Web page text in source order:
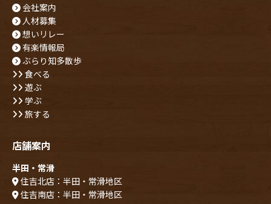
会社案内
人材募集
想いリレー
有楽情報局
ぶらり知多散歩
食べる
遊ぶ
学ぶ
旅する
店舗案内
半田・常滑
住吉北店：半田・常滑地区
住吉南店：半田・常滑地区